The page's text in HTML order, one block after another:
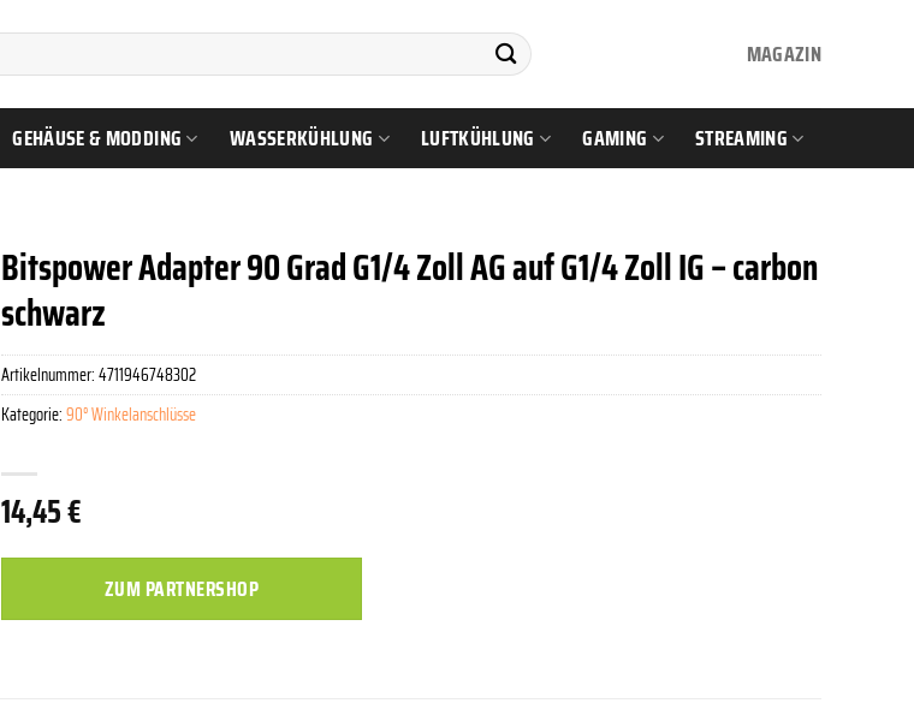
MAGAZIN
GEHÄUSE & MODDING WASSERKÜHLUNG LUFTKÜHLUNG GAMING STREAMING
Bitspower Adapter 90 Grad G1/4 Zoll AG auf G1/4 Zoll IG – carbon
schwarz
14,45€
ZUM PARTNERSHOP
Artikelnummer:4711946748302
Kategorie:90° Winkelanschlüsse